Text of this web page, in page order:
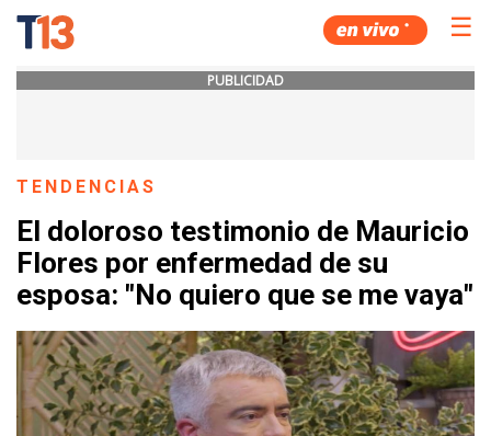
☰
PUBLICIDAD
TENDENCIAS
El doloroso testimonio de Mauricio
Flores por enfermedad de su
esposa: "No quiero que se me vaya"